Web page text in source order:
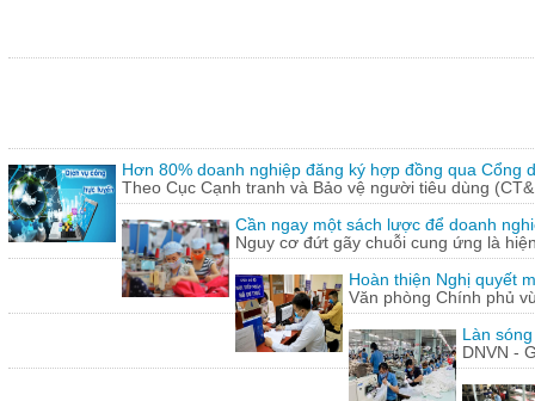
Hơn 80% doanh nghiệp đăng ký hợp đồng qua Cổng
Theo Cục Cạnh tranh và Bảo vệ người tiêu dùng
Cần ngay một sách lược để doanh
Nguy cơ đứt gãy chuỗi cung ứng là
Hoàn thiện Nghị quyết
Văn phòng Chính phủ
Làn
DNVN -